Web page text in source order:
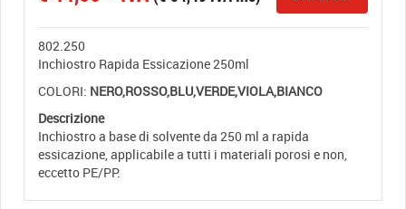
802.250
Inchiostro Rapida Essicazione 250ml
COLORI: NERO,ROSSO,BLU,VERDE,VIOLA,BIANCO
Descrizione
Inchiostro a base di solvente da 250 ml a rapida
essicazione, applicabile a tutti i materiali porosi e non,
eccetto PE/PP.